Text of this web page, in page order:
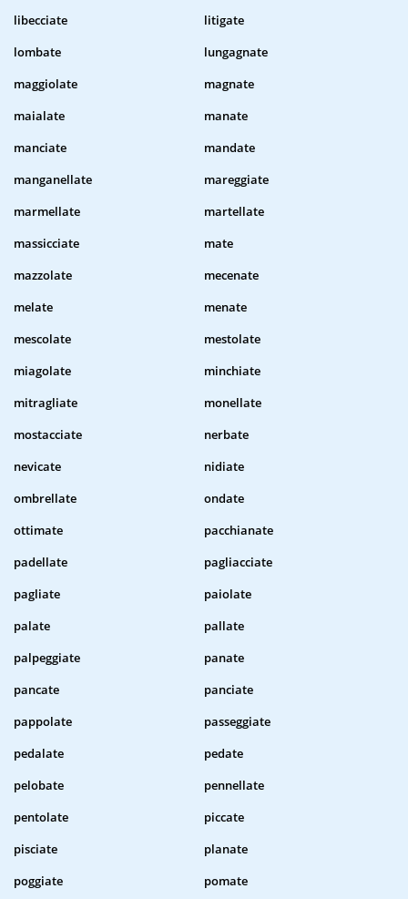
libecciate
litigate
lombate
lungagnate
maggiolate
magnate
maialate
manate
manciate
mandate
manganellate
mareggiate
marmellate
martellate
massicciate
mate
mazzolate
mecenate
melate
menate
mescolate
mestolate
miagolate
minchiate
mitragliate
monellate
mostacciate
nerbate
nevicate
nidiate
ombrellate
ondate
ottimate
pacchianate
padellate
pagliacciate
pagliate
paiolate
palate
pallate
palpeggiate
panate
pancate
panciate
pappolate
passeggiate
pedalate
pedate
pelobate
pennellate
pentolate
piccate
pisciate
planate
poggiate
pomate